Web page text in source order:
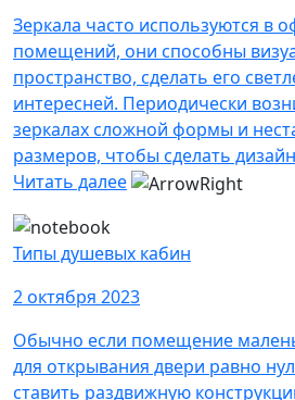
Зеркала часто используются в
помещений, они способны
пространство, сделать его
интересней. Периодически
зеркалах сложной формы и
размеров, чтобы сделать
Читать далее
Типы душевых кабин
2 октября 2023
Обычно если помещение
для открывания двери равно
ставить раздвижную